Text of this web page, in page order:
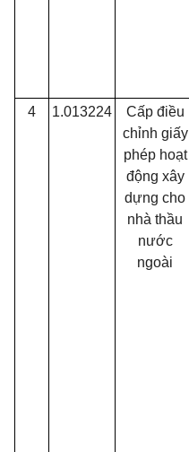
4
1.013224
Cấp điều
chỉnh giấy
phép hoạt
động xây
dựng cho
nhà thầu
nước
ngoài